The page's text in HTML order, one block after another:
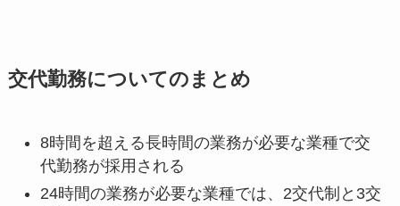
交代勤務についてのまとめ
8時間を超える長時間の業務が必要な業種で交
代勤務が採用される
24時間の業務が必要な業種では、2交代制と3交